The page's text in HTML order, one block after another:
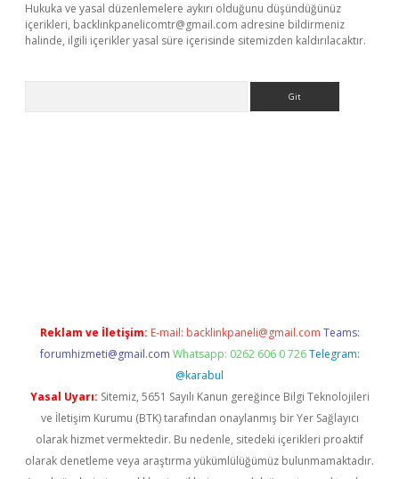
Hukuka ve yasal düzenlemelere aykırı olduğunu düşündüğünüz
içerikleri, backlinkpanelicomtr@gmail.com adresine bildirmeniz
halinde, ilgili içerikler yasal süre içerisinde sitemizden kaldırılacaktır.
Reklam ve İletişim: E-mail: backlinkpaneli@gmail.com Teams:
forumhizmeti@gmail.com Whatsapp: 0262 606 0 726 Telegram:
@karabul
Yasal Uyarı: Sitemiz, 5651 Sayılı Kanun gereğince Bilgi Teknolojileri
ve İletişim Kurumu (BTK) tarafından onaylanmış bir Yer Sağlayıcı
olarak hizmet vermektedir. Bu nedenle, sitedeki içerikleri proaktif
olarak denetleme veya araştırma yükümlülüğümüz bulunmamaktadır.